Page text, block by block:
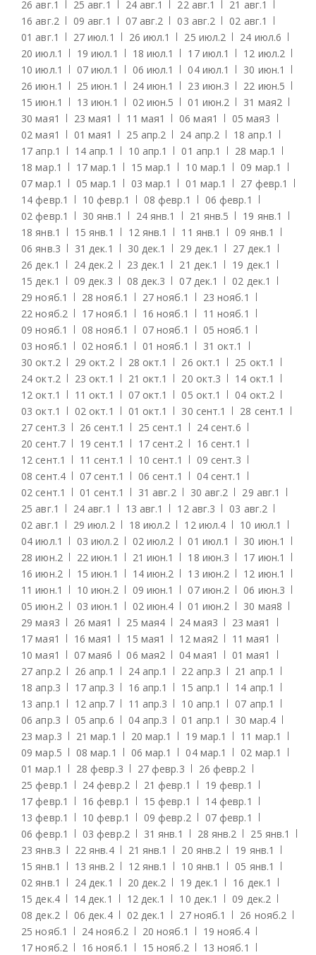
26 авг.1 25 авг.1 24 авг.1 22 авг.1 21 авг.1
16 авг.2 09 авг.1 07 авг.2 03 авг.2 02 авг.1
01 авг.1 27 июл.1 26 июл.1 25 июл.2 24 июл.6
20 июл.1 19 июл.1 18 июл.1 17 июл.1 12 июл.2
10 июл.1 07 июл.1 06 июл.1 04 июл.1 30 июн.1
26 июн.1 25 июн.1 24 июн.1 23 июн.3 22 июн.5
15 июн.1 13 июн.1 02 июн.5 01 июн.2 31 мая2
30 мая1 23 мая1 11 мая1 06 мая1 05 мая3
02 мая1 01 мая1 25 апр.2 24 апр.2 18 апр.1
17 апр.1 14 апр.1 10 апр.1 01 апр.1 28 мар.1
18 мар.1 17 мар.1 15 мар.1 10 мар.1 09 мар.1
07 мар.1 05 мар.1 03 мар.1 01 мар.1 27 февр.1
14 февр.1 10 февр.1 08 февр.1 06 февр.1
02 февр.1 30 янв.1 24 янв.1 21 янв.5 19 янв.1
18 янв.1 15 янв.1 12 янв.1 11 янв.1 09 янв.1
06 янв.3 31 дек.1 30 дек.1 29 дек.1 27 дек.1
26 дек.1 24 дек.2 23 дек.1 21 дек.1 19 дек.1
15 дек.1 09 дек.3 08 дек.3 07 дек.1 02 дек.1
29 нояб.1 28 нояб.1 27 нояб.1 23 нояб.1
22 нояб.2 17 нояб.1 16 нояб.1 11 нояб.1
09 нояб.1 08 нояб.1 07 нояб.1 05 нояб.1
03 нояб.1 02 нояб.1 01 нояб.1 31 окт.1
30 окт.2 29 окт.2 28 окт.1 26 окт.1 25 окт.1
24 окт.2 23 окт.1 21 окт.1 20 окт.3 14 окт.1
12 окт.1 11 окт.1 07 окт.1 05 окт.1 04 окт.2
03 окт.1 02 окт.1 01 окт.1 30 сент.1 28 сент.1
27 сент.3 26 сент.1 25 сент.1 24 сент.6
20 сент.7 19 сент.1 17 сент.2 16 сент.1
12 сент.1 11 сент.1 10 сент.1 09 сент.3
08 сент.4 07 сент.1 06 сент.1 04 сент.1
02 сент.1 01 сент.1 31 авг.2 30 авг.2 29 авг.1
25 авг.1 24 авг.1 13 авг.1 12 авг.3 03 авг.2
02 авг.1 29 июл.2 18 июл.2 12 июл.4 10 июл.1
04 июл.1 03 июл.2 02 июл.2 01 июл.1 30 июн.1
28 июн.2 22 июн.1 21 июн.1 18 июн.3 17 июн.1
16 июн.2 15 июн.1 14 июн.2 13 июн.2 12 июн.1
11 июн.1 10 июн.2 09 июн.1 07 июн.2 06 июн.3
05 июн.2 03 июн.1 02 июн.4 01 июн.2 30 мая8
29 мая3 26 мая1 25 мая4 24 мая3 23 мая1
17 мая1 16 мая1 15 мая1 12 мая2 11 мая1
10 мая1 07 мая6 06 мая2 04 мая1 01 мая1
27 апр.2 26 апр.1 24 апр.1 22 апр.3 21 апр.1
18 апр.3 17 апр.3 16 апр.1 15 апр.1 14 апр.1
13 апр.1 12 апр.7 11 апр.3 10 апр.1 07 апр.1
06 апр.3 05 апр.6 04 апр.3 01 апр.1 30 мар.4
23 мар.3 21 мар.1 20 мар.1 19 мар.1 11 мар.1
09 мар.5 08 мар.1 06 мар.1 04 мар.1 02 мар.1
01 мар.1 28 февр.3 27 февр.3 26 февр.2
25 февр.1 24 февр.2 21 февр.1 19 февр.1
17 февр.1 16 февр.1 15 февр.1 14 февр.1
13 февр.1 10 февр.1 09 февр.2 07 февр.1
06 февр.1 03 февр.2 31 янв.1 28 янв.2 25 янв.1
23 янв.3 22 янв.4 21 янв.1 20 янв.2 19 янв.1
15 янв.1 13 янв.2 12 янв.1 10 янв.1 05 янв.1
02 янв.1 24 дек.1 20 дек.2 19 дек.1 16 дек.1
15 дек.4 14 дек.1 12 дек.1 10 дек.1 09 дек.2
08 дек.2 06 дек.4 02 дек.1 27 нояб.1 26 нояб.2
25 нояб.1 24 нояб.2 20 нояб.1 19 нояб.4
17 нояб.2 16 нояб.1 15 нояб.2 13 нояб.1